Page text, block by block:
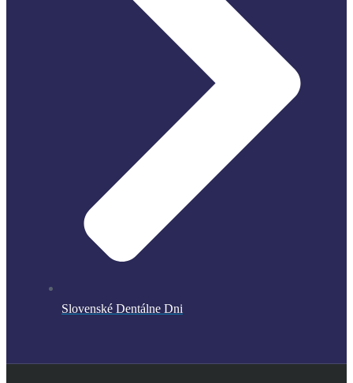
Slovenské Dentálne Dni